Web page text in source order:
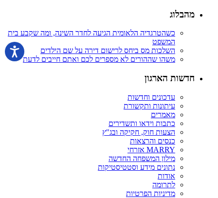
מהבלוג
כשהטרגדיה הלאומית הגיעה לחדר השינה, ומה שקבע בית
המשפט
השלכות מס ביחס לרישום דירה על שם הילדים
משהו שההורים לא מספרים לכם ואתם חייבים לדעת
חדשות הארגון
עדכונים וחדשות
עיתונות ותקשורת
מאמרים
כתבות וידאו ותשדירים
הצעות חוק, חקיקה ובג"ץ
כנסים והרצאות
MARRY אזרחי
מילון המשפחה החדשה
נתונים מידע וסטטיסטיקות
אודות
לתרומה
מדיניות הפרטיות